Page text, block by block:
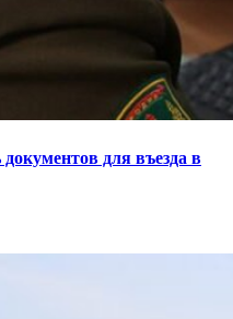
для въезда в